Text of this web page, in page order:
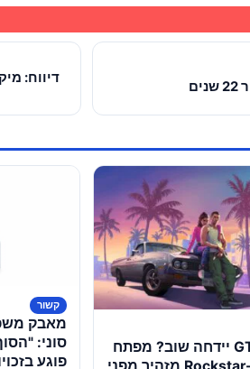
האם GTA 6 יידחה שוב? מפתח
קשור
מאבק
סוני:
פוגע